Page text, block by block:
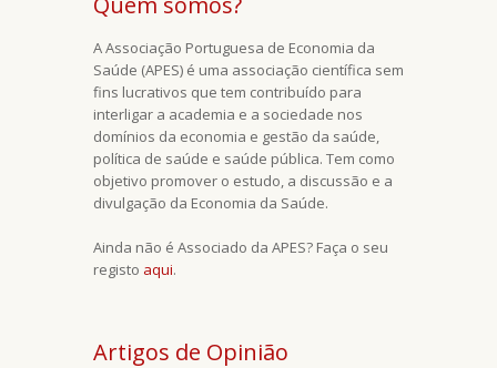
A Associação Portuguesa de Economia da
Saúde (APES) é uma associação científica sem
fins lucrativos que tem contribuído para
interligar a academia e a sociedade nos
domínios da economia e gestão da saúde,
política de saúde e saúde pública. Tem como
objetivo promover o estudo, a discussão e a
divulgação da Economia da Saúde.
Ainda não é Associado da APES? Faça o seu
registo aqui.
Artigos de Opinião